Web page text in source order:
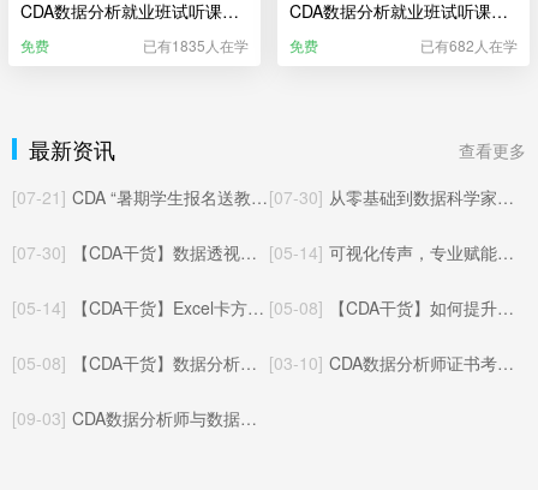
CDA数据分析就业班试听课——Excel业务数据分析（更新于2025年06月）
免费 已有1835人在学
CDA数据分析就业班试听课——Power BI商业智能分析
免费 已有682人在学
最新资讯
查看更多
[07-21] CDA “暑期学生报名送教材” 活动已开启！ [07-30] 从零基础到数据科学家：CDA三本官方教材全解读
[07-30] 【CDA干货】数据透视表数据批量对应匹配其他工作表的方法与实操应用 [05-14] 可视化传声，专业赋能：CDA数据分析师玩转统计制图核心价值
[05-14] 【CDA干货】Excel卡方检验完整教程：从零上手，轻松搞定统计显著性检验 [05-08] 【CDA干货】如何提升数据分析能力：从入门到精通的系统化成长路径
[05-08] 【CDA干货】数据分析与A/B测试：相辅相成的数据决策闭环 [03-10] CDA数据分析师证书考试体系（更新于2025年05月22日）
[09-03] CDA数据分析师与数据指标：基础概念与协同逻辑